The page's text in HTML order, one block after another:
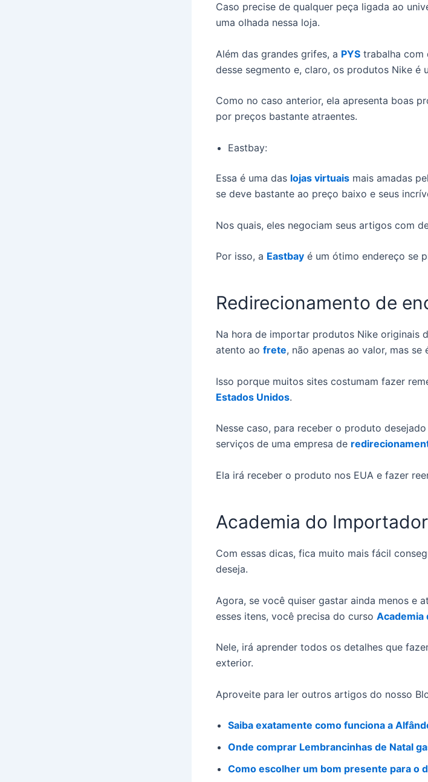
Caso precise de qualquer peça ligada ao
uma olhada nessa loja.
Além das grandes grifes, a PYS trabalha com
desse segmento e, claro, os produtos Nike é
Como no caso anterior, ela apresenta boas
por preços bastante atraentes.
Eastbay:
Essa é uma das lojas virtuais mais amadas
se deve bastante ao preço baixo e seus
Nos quais, eles negociam seus artigos com
Por isso, a Eastbay é um ótimo endereço se
Redirecionamento de
Na hora de importar produtos Nike originais
atento ao frete, não apenas ao valor, mas
Isso porque muitos sites costumam fazer
Estados Unidos.
Nesse caso, para receber o produto
serviços de uma empresa de
Ela irá receber o produto nos EUA e fazer
Academia do Importador
Com essas dicas, fica muito mais fácil
deseja.
Agora, se você quiser gastar ainda menos e
esses itens, você precisa do curso Academia
Nele, irá aprender todos os detalhes que
exterior.
Aproveite para ler outros artigos do nosso
Saiba exatamente como funciona a
Onde comprar Lembrancinhas de Natal
Como escolher um bom presente para o